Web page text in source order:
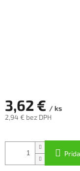
3,62 € / ks
2,94 € bez DPH
cena: